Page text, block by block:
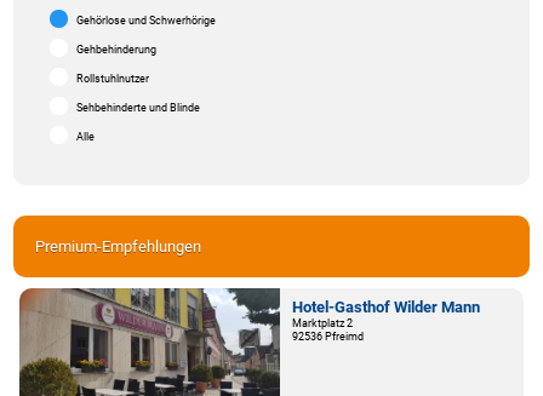
Premium-Empfehlungen
Hotel-Gasthof Wilder Mann
Marktplatz 2
92536 Pfreimd
Gehörlose und Schwerhörige
Gehbehinderung
Rollstuhlnutzer
Sehbehinderte und Blinde
Alle